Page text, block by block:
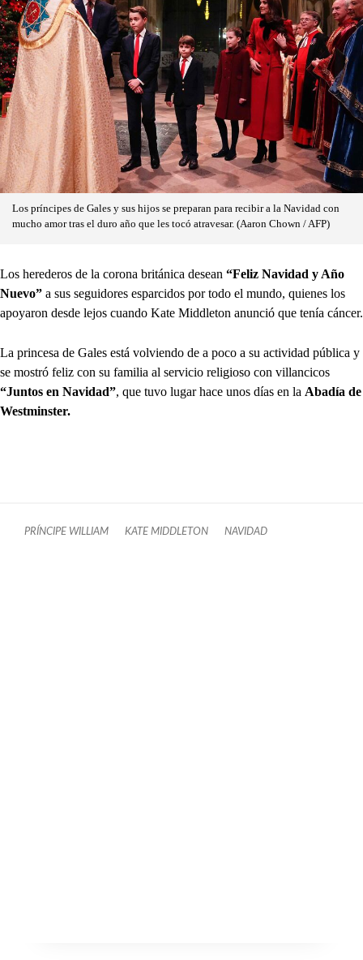
Los príncipes de Gales y sus hijos se preparan para recibir a la Navidad con
mucho amor tras el duro año que les tocó atravesar. (Aaron Chown / AFP)
Los herederos de la corona británica desean “Feliz Navidad y Año
Nuevo” a sus seguidores esparcidos por todo el mundo, quienes los
apoyaron desde lejos cuando Kate Middleton anunció que tenía cáncer.
La princesa de Gales está volviendo de a poco a su actividad pública y
se mostró feliz con su familia al servicio religioso con villancicos
“Juntos en Navidad”, que tuvo lugar hace unos días en la Abadía de
Westminster.
PRÍNCIPE WILLIAM KATE MIDDLETON NAVIDAD